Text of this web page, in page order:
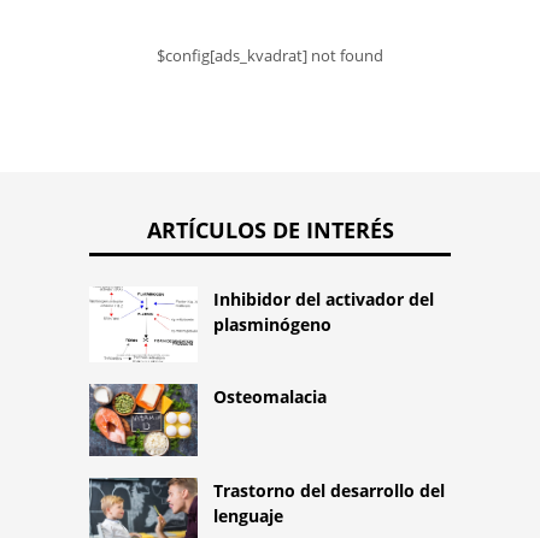
$config[ads_kvadrat] not found
ARTÍCULOS DE INTERÉS
Inhibidor del activador del
plasminógeno
Osteomalacia
Trastorno del desarrollo del
lenguaje